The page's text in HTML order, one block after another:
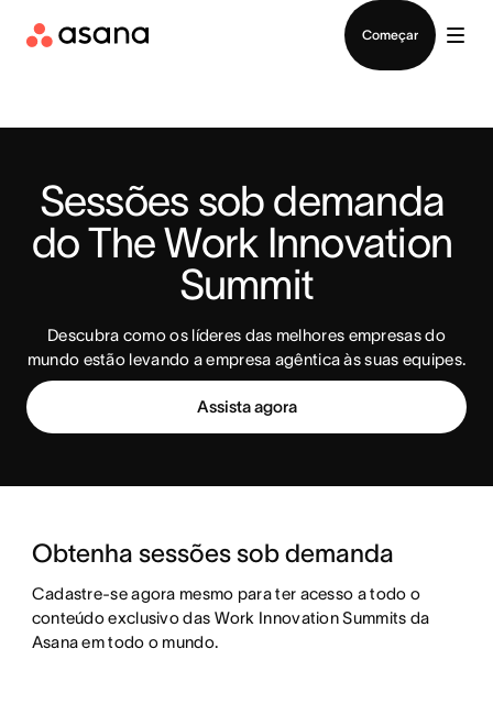
Começar
Sessões sob demanda
do The Work Innovation
Summit
Descubra como os líderes das melhores empresas do
mundo estão levando a empresa agêntica às suas equipes.
Assista agora
Obtenha sessões sob demanda
Cadastre-se agora mesmo para ter acesso a todo o
conteúdo exclusivo das Work Innovation Summits da
Asana em todo o mundo.